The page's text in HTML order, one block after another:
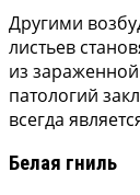
Другими
листьев
из
патологий
всегда
Белая гниль